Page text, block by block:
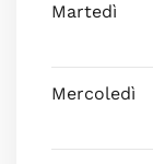
Martedì
Mercoledì